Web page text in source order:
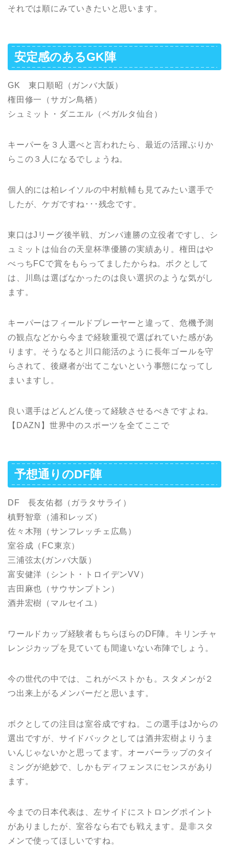
それでは順にみていきたいと思います。
安定感のあるGK陣
GK 東口順昭（ガンバ大阪）
権田修一（サガン鳥栖）
シュミット・ダニエル（ベガルタ仙台）
キーパーを３人選べと言われたら、最近の活躍ぶりか
らこの３人になるでしょうね。
個人的には柏レイソルの中村航輔も見てみたい選手で
したが、ケガですね･･･残念です。
東口はJリーグ後半戦、ガンバ連勝の立役者ですし、シ
ュミットは仙台の天皇杯準優勝の実績あり。権田はや
べっちFCで賞をもらってましたからね。ボクとして
は、川島は選ばなかったのは良い選択のような気がし
ます。
キーパーはフィールドプレーヤーと違って、危機予測
の観点などから今まで経験重視で選ばれていた感があ
ります。そうなると川口能活のように長年ゴールを守
らされて、後継者が出てこないという事態になってし
まいますし。
良い選手はどんどん使って経験させるべきですよね。
【DAZN】世界中のスポーツを全てここで
予想通りのDF陣
DF 長友佑都（ガラタサライ）
槙野智章（浦和レッズ）
佐々木翔（サンフレッチェ広島）
室谷成（FC東京）
三浦弦太(ガンバ大阪）
富安健洋（シント・トロイデンVV）
吉田麻也（サウサンプトン）
酒井宏樹（マルセイユ）
ワールドカップ経験者もちらほらのDF陣。キリンチャ
レンジカップを見ていても間違いない布陣でしょう。
今の世代の中では、これがベストかも。スタメンが２
つ出来上がるメンバーだと思います。
ボクとしての注目は室谷成ですね。この選手はJからの
選出ですが、サイドバックとしては酒井宏樹よりうま
いんじゃないかと思ってます。オーバーラップのタイ
ミングが絶妙で、しかもディフェンスにセンスがあり
ます。
今までの日本代表は、左サイドにストロングポイント
がありましたが、室谷なら右でも戦えます。是非スタ
メンで使ってほしいですね。